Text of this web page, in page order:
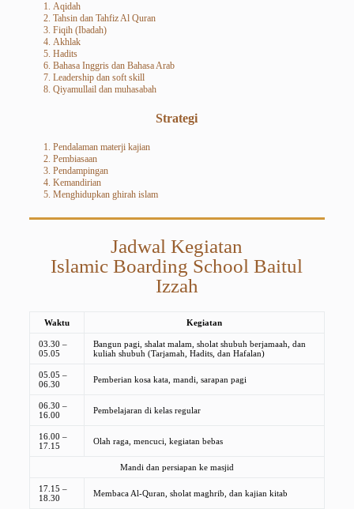
Aqidah
Tahsin dan Tahfiz Al Quran
Fiqih (Ibadah)
Akhlak
Hadits
Bahasa Inggris dan Bahasa Arab
Leadership dan soft skill
Qiyamullail dan muhasabah
Strategi
Pendalaman materji kajian
Pembiasaan
Pendampingan
Kemandirian
Menghidupkan ghirah islam
Jadwal Kegiatan
Islamic Boarding School Baitul
Izzah
Waktu Kegiatan
03.30 –
05.05
Bangun pagi, shalat malam, sholat shubuh berjamaah, dan
kuliah shubuh (Tarjamah, Hadits, dan Hafalan)
05.05 –
06.30
Pemberian kosa kata, mandi, sarapan pagi
06.30 –
16.00
Pembelajaran di kelas regular
16.00 –
17.15
Olah raga, mencuci, kegiatan bebas
Mandi dan persiapan ke masjid
17.15 –
18.30
Membaca Al-Quran, sholat maghrib, dan kajian kitab